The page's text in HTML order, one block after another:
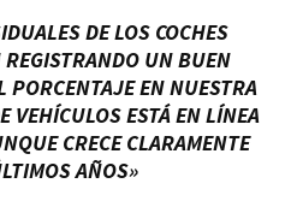
DE LOS COCHES
REGISTRANDO UN BUEN
PORCENTAJE EN NUESTRA
VEHÍCULOS ESTÁ EN LÍNEA
CRECE CLARAMENTE
AÑOS»